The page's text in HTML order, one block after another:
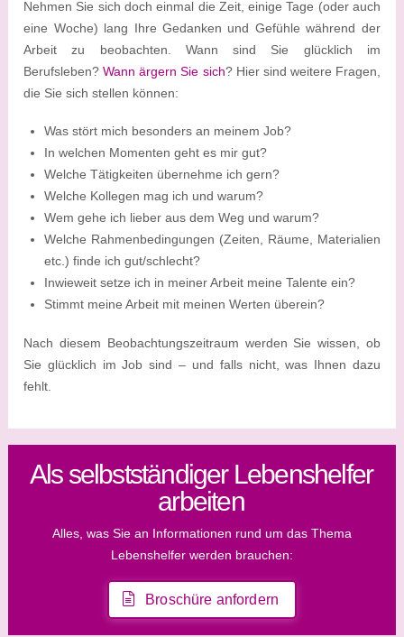
Nehmen Sie sich doch einmal die Zeit, einige Tage (oder auch
eine Woche) lang Ihre Gedanken und Gefühle während der
Arbeit zu beobachten. Wann sind Sie glücklich im
Berufsleben?Wann ärgern Sie sich? Hier sind weitere Fragen,
die Sie sich stellen können:
Was stört mich besonders an meinem Job?
In welchen Momenten geht es mir gut?
Welche Tätigkeiten übernehme ich gern?
Welche Kollegen mag ich und warum?
Wem gehe ich lieber aus dem Weg und warum?
Welche Rahmenbedingungen (Zeiten, Räume, Materialien
etc.) finde ich gut/schlecht?
Inwieweit setze ich in meiner Arbeit meine Talente ein?
Stimmt meine Arbeit mit meinen Werten überein?
Nach diesem Beobachtungszeitraum werden Sie wissen, ob
Sie glücklich im Job sind – und falls nicht, was Ihnen dazu
fehlt.
Als selbstständiger Lebenshelfer
arbeiten
Alles, was Sie an Informationen rund um das Thema
Lebenshelfer werden brauchen:
Broschüre anfordern